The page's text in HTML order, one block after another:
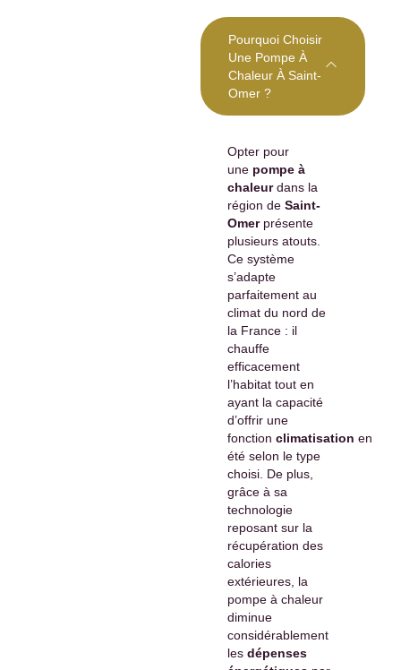
Pourquoi Choisir
Une Pompe À
Chaleur À Saint-
Omer ?
Opter pour
une pompe à
chaleurdans la
région de Saint-
Omerprésente
plusieurs atouts.
Ce système
s’adapte
parfaitement au
climat du nord de
la France : il
chauffe
efficacement
l’habitat tout en
ayant la capacité
d’offrir une
fonction climatisation en
été selon le type
choisi. De plus,
grâce à sa
technologie
reposant sur la
récupération des
calories
extérieures, la
pompe à chaleur
diminue
considérablement
les dépenses